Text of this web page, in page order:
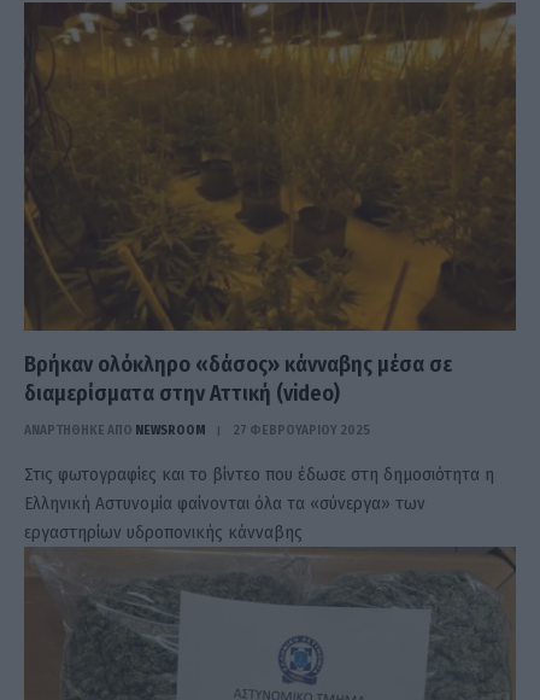
Βρήκαν ολόκληρο «δάσος» κάνναβης μέσα σε
διαμερίσματα στην Αττική (video)
ΑΝΑΡΤΗΘΗΚΕ ΑΠΟ NEWSROOM 27 ΦΕΒΡΟΥΑΡΊΟΥ 2025
Στις φωτογραφίες και το βίντεο που έδωσε στη δημοσιότητα η
Ελληνική Αστυνομία φαίνονται όλα τα «σύνεργα» των
εργαστηρίων υδροπονικής κάνναβης